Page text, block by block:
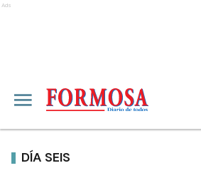
Ads
DÍA SEIS